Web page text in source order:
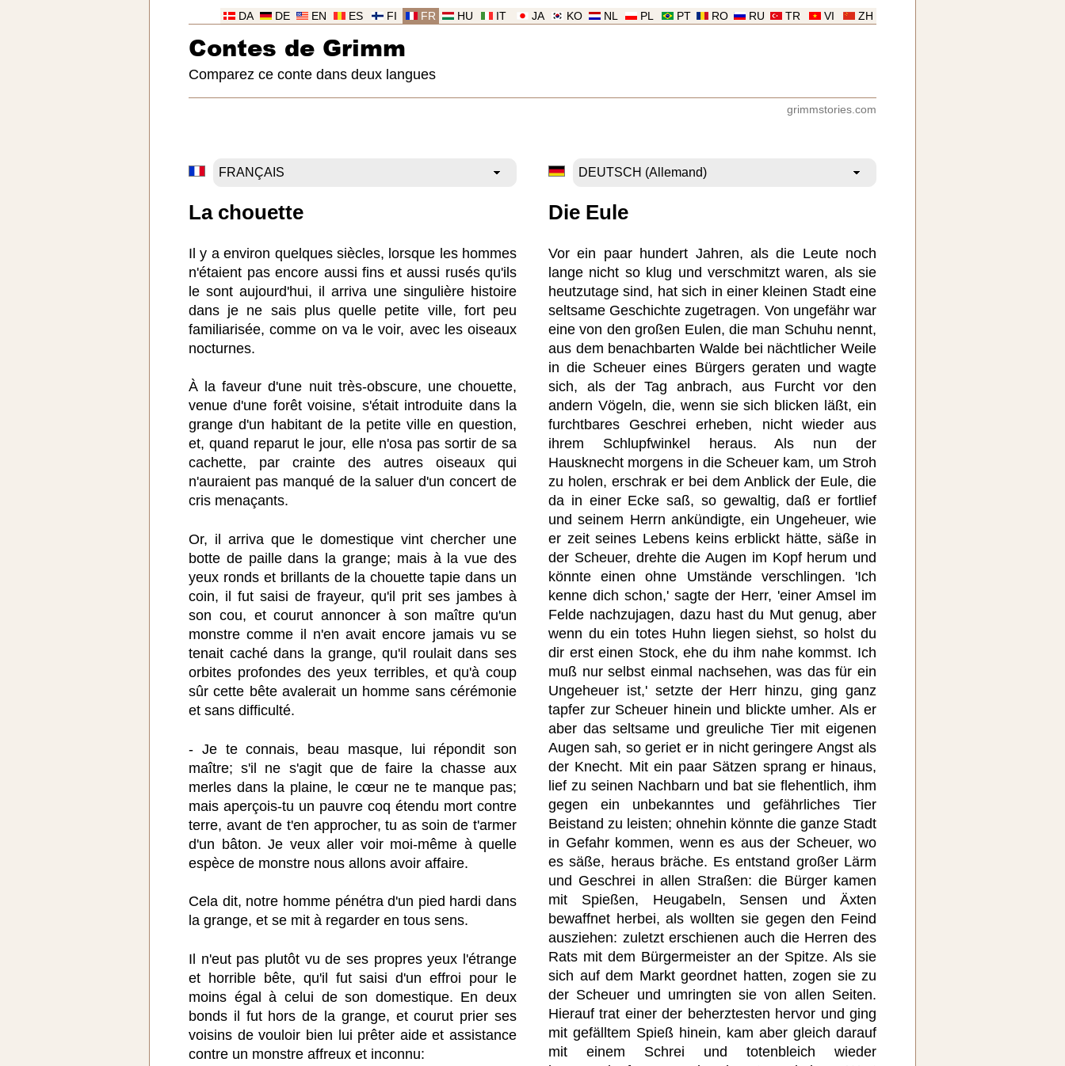
ZH
VI
TR
RU
RO
PT
PL
NL
KO
JA
IT
HU
FR
FI
ES
EN
DE
DA
Contes de Grimm
Comparez ce conte dans deux langues
grimmstories.com
La chouette Die Eule
Il y a environ quelques siècles, lorsque les hommes
n'étaient pas encore aussi fins et aussi rusés qu'ils
le sont aujourd'hui, il arriva une singulière histoire
dans je ne sais plus quelle petite ville, fort peu
familiarisée, comme on va le voir, avec les oiseaux
nocturnes.
À la faveur d'une nuit très-obscure, une chouette,
venue d'une forêt voisine, s'était introduite dans la
grange d'un habitant de la petite ville en question,
et, quand reparut le jour, elle n'osa pas sortir de sa
cachette, par crainte des autres oiseaux qui
n'auraient pas manqué de la saluer d'un concert de
cris menaçants.
Or, il arriva que le domestique vint chercher une
botte de paille dans la grange; mais à la vue des
yeux ronds et brillants de la chouette tapie dans un
coin, il fut saisi de frayeur, qu'il prit ses jambes à
son cou, et courut annoncer à son maître qu'un
monstre comme il n'en avait encore jamais vu se
tenait caché dans la grange, qu'il roulait dans ses
orbites profondes des yeux terribles, et qu'à coup
sûr cette bête avalerait un homme sans cérémonie
et sans difficulté.
- Je te connais, beau masque, lui répondit son
maître; s'il ne s'agit que de faire la chasse aux
merles dans la plaine, le cœur ne te manque pas;
mais aperçois-tu un pauvre coq étendu mort contre
terre, avant de t'en approcher, tu as soin de t'armer
d'un bâton. Je veux aller voir moi-même à quelle
espèce de monstre nous allons avoir affaire.
Cela dit, notre homme pénétra d'un pied hardi dans
la grange, et se mit à regarder en tous sens.
Il n'eut pas plutôt vu de ses propres yeux l'étrange
et horrible bête, qu'il fut saisi d'un effroi pour le
moins égal à celui de son domestique. En deux
bonds il fut hors de la grange, et courut prier ses
voisins de vouloir bien lui prêter aide et assistance
contre un monstre affreux et inconnu:
Vor ein paar hundert Jahren, als die Leute noch
lange nicht so klug und verschmitzt waren, als sie
heutzutage sind, hat sich in einer kleinen Stadt eine
seltsame Geschichte zugetragen. Von ungefähr war
eine von den großen Eulen, die man Schuhu nennt,
aus dem benachbarten Walde bei nächtlicher Weile
in die Scheuer eines Bürgers geraten und wagte
sich, als der Tag anbrach, aus Furcht vor den
andern Vögeln, die, wenn sie sich blicken läßt, ein
furchtbares Geschrei erheben, nicht wieder aus
ihrem Schlupfwinkel heraus. Als nun der
Hausknecht morgens in die Scheuer kam, um Stroh
zu holen, erschrak er bei dem Anblick der Eule, die
da in einer Ecke saß, so gewaltig, daß er fortlief
und seinem Herrn ankündigte, ein Ungeheuer, wie
er zeit seines Lebens keins erblickt hätte, säße in
der Scheuer, drehte die Augen im Kopf herum und
könnte einen ohne Umstände verschlingen. 'Ich
kenne dich schon,' sagte der Herr, 'einer Amsel im
Felde nachzujagen, dazu hast du Mut genug, aber
wenn du ein totes Huhn liegen siehst, so holst du
dir erst einen Stock, ehe du ihm nahe kommst. Ich
muß nur selbst einmal nachsehen, was das für ein
Ungeheuer ist,' setzte der Herr hinzu, ging ganz
tapfer zur Scheuer hinein und blickte umher. Als er
aber das seltsame und greuliche Tier mit eigenen
Augen sah, so geriet er in nicht geringere Angst als
der Knecht. Mit ein paar Sätzen sprang er hinaus,
lief zu seinen Nachbarn und bat sie flehentlich, ihm
gegen ein unbekanntes und gefährliches Tier
Beistand zu leisten; ohnehin könnte die ganze Stadt
in Gefahr kommen, wenn es aus der Scheuer, wo
es säße, heraus bräche. Es entstand großer Lärm
und Geschrei in allen Straßen: die Bürger kamen
mit Spießen, Heugabeln, Sensen und Äxten
bewaffnet herbei, als wollten sie gegen den Feind
ausziehen: zuletzt erschienen auch die Herren des
Rats mit dem Bürgermeister an der Spitze. Als sie
sich auf dem Markt geordnet hatten, zogen sie zu
der Scheuer und umringten sie von allen Seiten.
Hierauf trat einer der beherztesten hervor und ging
mit gefälltem Spieß hinein, kam aber gleich darauf
mit einem Schrei und totenbleich wieder